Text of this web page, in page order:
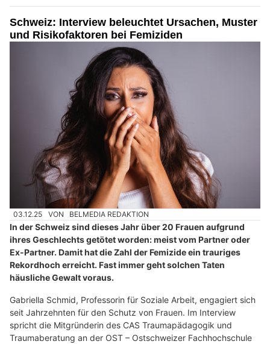
Schweiz: Interview beleuchtet Ursachen, Muster
und Risikofaktoren bei Femiziden
03.12.25 VON BELMEDIA REDAKTION
In der Schweiz sind dieses Jahr über 20 Frauen aufgrund
ihres Geschlechts getötet worden: meist vom Partner oder
Ex-Partner. Damit hat die Zahl der Femizide ein trauriges
Rekordhoch erreicht. Fast immer geht solchen Taten
häusliche Gewalt voraus.
Gabriella Schmid, Professorin für Soziale Arbeit, engagiert sich
seit Jahrzehnten für den Schutz von Frauen. Im Interview
spricht die Mitgründerin des CAS Traumapädagogik und
Traumaberatung an der OST – Ostschweizer Fachhochschule